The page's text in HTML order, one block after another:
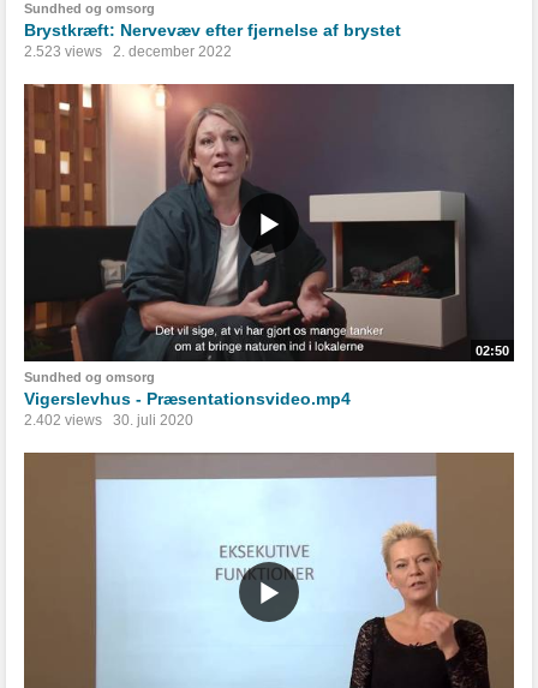
Sundhed og omsorg
Brystkræft: Nervevæv efter fjernelse af brystet
2.523 views 2. december 2022
02:50
Sundhed og omsorg
Vigerslevhus - Præsentationsvideo.mp4
2.402 views 30. juli 2020